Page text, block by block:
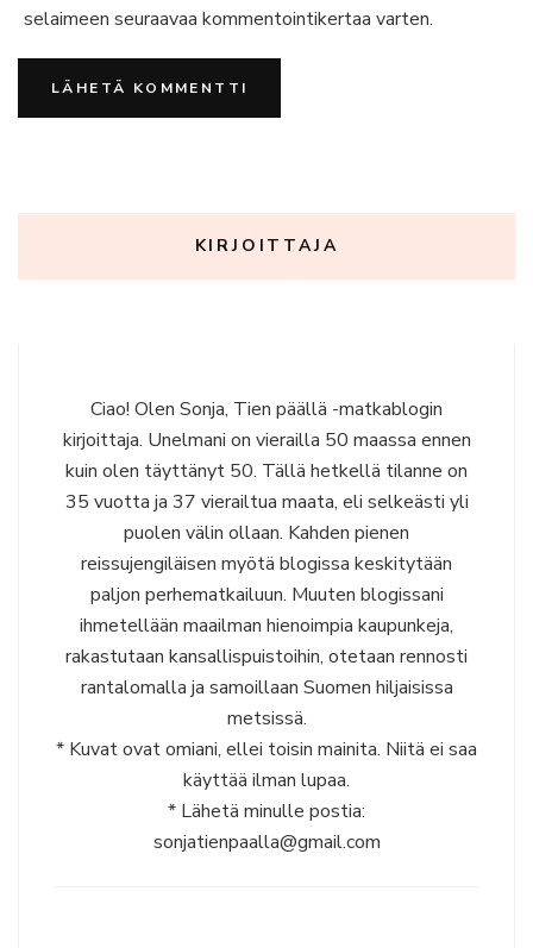
selaimeen seuraavaa kommentointikertaa varten.
KIRJOITTAJA
Ciao! Olen Sonja, Tien päällä -matkablogin
kirjoittaja. Unelmani on vierailla 50 maassa ennen
kuin olen täyttänyt 50. Tällä hetkellä tilanne on
35 vuotta ja 37 vierailtua maata, eli selkeästi yli
puolen välin ollaan. Kahden pienen
reissujengiläisen myötä blogissa keskitytään
paljon perhematkailuun. Muuten blogissani
ihmetellään maailman hienoimpia kaupunkeja,
rakastutaan kansallispuistoihin, otetaan rennosti
rantalomalla ja samoillaan Suomen hiljaisissa
metsissä.
* Kuvat ovat omiani, ellei toisin mainita. Niitä ei saa
käyttää ilman lupaa.
* Lähetä minulle postia:
sonjatienpaalla@gmail.com